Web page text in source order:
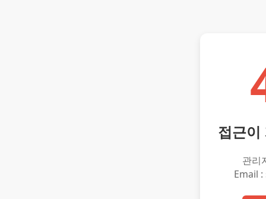
접근이
관리
Email